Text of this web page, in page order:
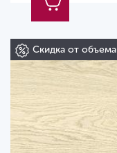
Скидка от объема